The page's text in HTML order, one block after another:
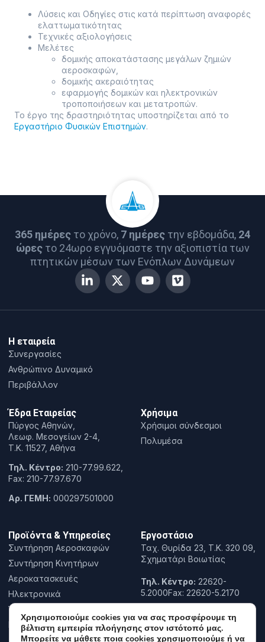
Λύσεις και Οδηγίες στις κατά περίπτωση αναφορές
ελαττωματικότητας
Τεχνικές αξιολογήσεις
Μελέτες
δομικής αποκατάστασης μεγάλων ζημιών
αεροσκαφών,
δομικής ακεραιότητας
εφαρμογής δομικών και ηλεκτρονικών
τροποποιήσεων και μετατροπών.
Το έργο της δραστηριότητας υποστηρίζεται από το
Εργαστήριο Φυσικών Επιστημών.
365 ημέρες το χρόνο, 7 ημέρες την εβδομάδα, 24
ώρεςτο 24ωρο εγγυόμαστε την αξιοπιστία των
πτητικών μέσων των Ενόπλων Δυνάμεων
Έδρα Εταιρείας
Πύργος Αθηνών,
Λεωφ. Μεσογείων 2-4,
T.K. 11527, Αθήνα
Τηλ. Κέντρο: 210-77.99.622,
Fax: 210-77.97.670
Αρ. ΓΕΜΗ: 000297501000
Εργοστάσιο
Ταχ. Θυρίδα 23, Τ.Κ. 320 09,
Σχηματάρι Βοιωτίας
Τηλ. Κέντρο: 22620-
5.2000Fax: 22620-5.2170
Η εταιρεία
Συνεργασίες
Ανθρώπινο Δυναμικό
Περιβάλλον
Προϊόντα & Υπηρεσίες
Συντήρηση Αεροσκαφών
Συντήρηση Κινητήρων
Αεροκατασκευές
Ηλεκτρονικά
Έρευνα & Καινοτομία
Εκπαίδευση
Χρήσιμα
Χρήσιμοι σύνδεσμοι
Πολυμέσα
Χρησιμοποιούμε cookies για να σας προσφέρουμε τη
βέλτιστη εμπειρία πλοήγησης στον ιστότοπό μας.
Μπορείτε να μάθετε ποια cookies χρησιμοποιούμε ή να